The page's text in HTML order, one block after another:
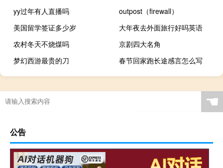
yy过年有人直播吗
outpost（firewall）
美国留学签证多少岁
大年夜去外面旅行好吗英语
农村冬天不烧煤吗
京剧四大名角
梦幻西游最贵的刀
春节回家跑长途感言怎么写
☚
公告